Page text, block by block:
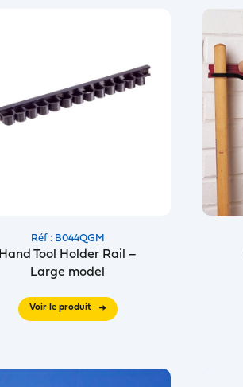
Réf : B044QGM
Hand Tool Holder Rail –
Large model
Voir le produit